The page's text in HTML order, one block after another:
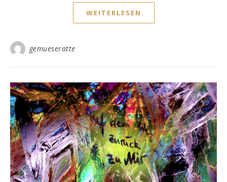
WEITERLESEN
gemueseratte